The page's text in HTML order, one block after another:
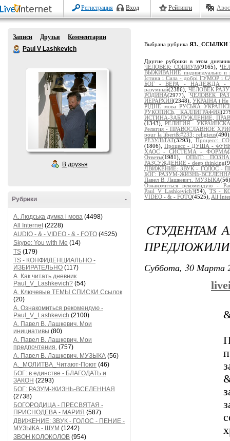
Регистрация Вход Рейтинги
Записи Друзья
Комментарии
Paul V Lashkevich
В друзья
-
Рубрики
A. Людська думка і мова (4498)
All Internet(2228)
AUDIO - & - VIDEO - & - FOTO (4525)
Skype: You with Me (14)
TS (179)
TS - КОНФИДЕНЦИАЛЬНО -
ИЗБИРАТЕЛЬНО (117)
А. Как читать дневник
Paul_V_Lashkevich? (54)
А. Ключевые ТЕМЫ СПИСКИ Ссылок
(20)
А. Ознакомиться рекомендую -
Paul_V_Lashkevich (2100)
А. Павел В. Лашкевич. Мои
инициативы (80)
А. Павел В. Лашкевич. Мои
предпочтения. (757)
А. Павел В. Лашкевич. МУЗЫКА (56)
А._МОЛИТВА_Читают-Поют (46)
БОГ: в единстве - БЛАГОДАТЬ и
ЗАКОН (2293)
БОГ: РАЗУМ-ЖИЗНЬ-ВСЕЛЕННАЯ
(2738)
БОГОРОДИЦА - ПРЕСВЯТАЯ -
ПРИСНОДЕВА - МАРИЯ (587)
ДВИЖЕНИЕ: ЗВУК - ГОЛОС - ПЕНИЕ -
МУЗЫКА - ШУМ (1242)
ЗВОН КОЛОКОЛОВ (954)
Выбрана рубрика
Другие рубрики в этом
ЧЕЛОВЕК: СОЦИУМ(9165),
ВЫЖИВАНИЕ индивидуально и
Істина і Сила - добрі ГУМОР і
БОГ - ВЕРА - НАДЕЖДА -
разумный(2386), ЧЕЛОВЕК
РОДИНА(2977), ЧЕЛОВЕК
ИЕРАРХИЯ(2348), УКРАЇНА і Не
РІДНЕ мова РУСЬКА
РУКОПИСЬ, КАЛЛИГРАФИЯ
ИСТИНА-ЗАБЛУЖДЕНИЕ,
(1343), РЕЛИГИЯ -
Религия - ПРАВОСЛАВНОЕ
pour la libert&#233; religieus
РЕЗУЛЬТАТ(3293), Процесс:
(1806), Процесс - ДУША -
ХАОС - СИСТЕМА - ФОРМА
Ответы(1981), ОПЫТ:
РАЗСУЖДЕНИЕ - deep thinking
ДВИЖЕНИЕ: ЗВУК - ГОЛОС -
БОГ: РАЗУМ-ЖИЗНЬ-
Павел В. Лашкевич. МУЗЫКА
Ознакомиться рекомендую -
Paul_V_Lashkevich?(54), TS -
VIDEO - & - FOTO(4525), All
СТУДЕНТАМ
ПРЕДЛОЖИЛИ
Суббота, 30 Марта